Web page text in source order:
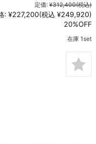
定価: ¥312,400(税込)
: ¥227,200(税込 ¥249,920)
20%OFF
在庫 1set